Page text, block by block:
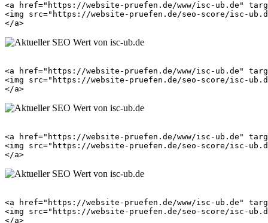
<a href="https://website-pruefen.de/www/isc-ub.de"
<img src="https://website-pruefen.de/seo-score/isc-
<a href="https://website-pruefen.de/www/isc-ub.de"
<img src="https://website-pruefen.de/seo-score/isc-
<a href="https://website-pruefen.de/www/isc-ub.de"
<img src="https://website-pruefen.de/seo-score/isc-
<a href="https://website-pruefen.de/www/isc-ub.de"
<img src="https://website-pruefen.de/seo-score/isc-